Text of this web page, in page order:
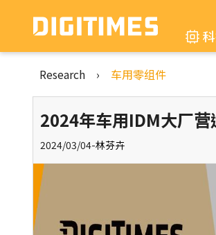
Research › 车用零组件
2024年车用IDM大厂
2024/03/04-林芬卉